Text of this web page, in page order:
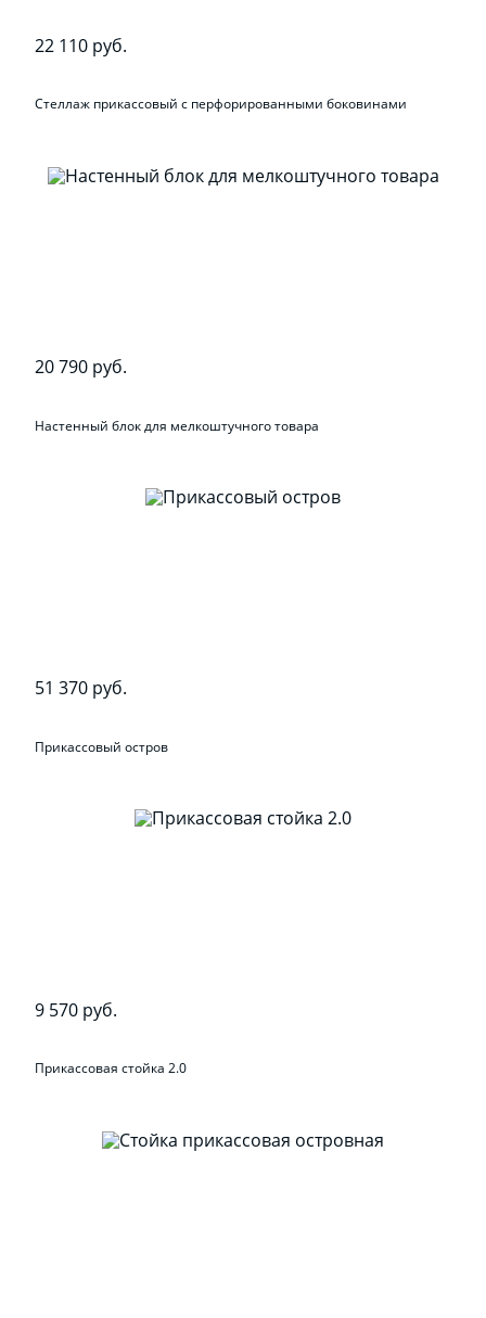
22 110 руб.
Стеллаж прикассовый с перфорированными боковинами
20 790 руб.
Настенный блок для мелкоштучного товара
51 370 руб.
Прикассовый остров
9 570 руб.
Прикассовая стойка 2.0